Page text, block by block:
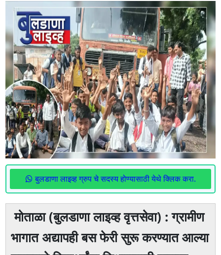
बुलडाणा लाइव्ह ग्रुप चे सदस्य होण्यासाठी येथे क्लिक करा.
मोताळा (बुलडाणा लाइव्ह वृत्तसेवा) : ग्रामीण
भागात अद्यापही बस फेरी सुरू करण्यात आल्या